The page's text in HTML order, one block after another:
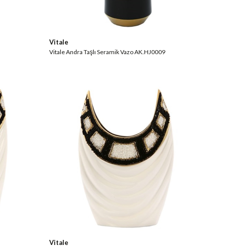
Vitale
Vitale Andra Taşlı Seramik Vazo AK.HJ0009
Vitale